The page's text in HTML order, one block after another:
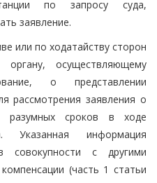
по запросу суда,
заявление.
или по ходатайству сторон
осуществляющему
о представлении
рассмотрения заявления о
разумных сроков в ходе
Указанная информация
с другими
(часть 1 статьи